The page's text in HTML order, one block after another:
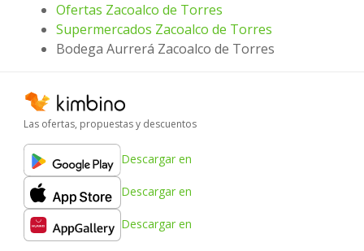
Ofertas Zacoalco de Torres
Supermercados Zacoalco de Torres
Bodega Aurrerá Zacoalco de Torres
Las ofertas, propuestas y descuentos
Descargar en
Descargar en
Descargar en